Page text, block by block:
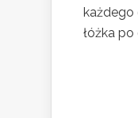
każdego
łóżka po